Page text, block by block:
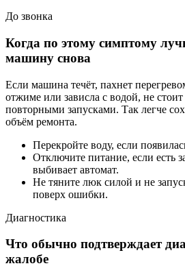
До звонка
Когда по этому симптому
машину снова
Если машина течёт, пахнет
отжиме или зависла с водой, не стоит
повторными запусками. Так легче
объём ремонта.
Перекройте воду, если
Отключите питание, если есть
выбивает автомат.
Не тяните люк силой и не
поверх ошибки.
Диагностика
Что обычно подтверждает
жалобе